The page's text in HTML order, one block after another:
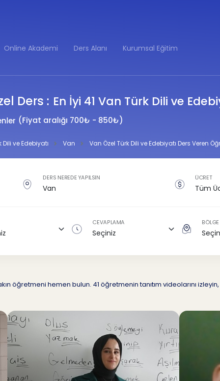
Online Akademi Ders Alanı Kurumsal Eğitim
Ders : En İyi 41 Van Türk Dili ve
(Fiyat aralığı 700₺ - 850₺)
Dili ve Edebiyatı Van Van Özel Türk Dili ve Edebiyatı Ders Veren
DERS NEREDE YAPILSIN ÜCRET
CEVAPLAMA BÖLGE
öğretmeni hemen bulun. 41 öğretmenin tanıtım videolarını